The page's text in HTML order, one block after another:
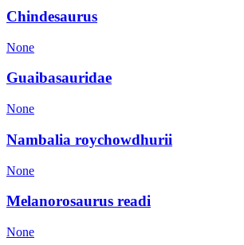
Chindesaurus
None
Guaibasauridae
None
Nambalia roychowdhurii
None
Melanorosaurus readi
None